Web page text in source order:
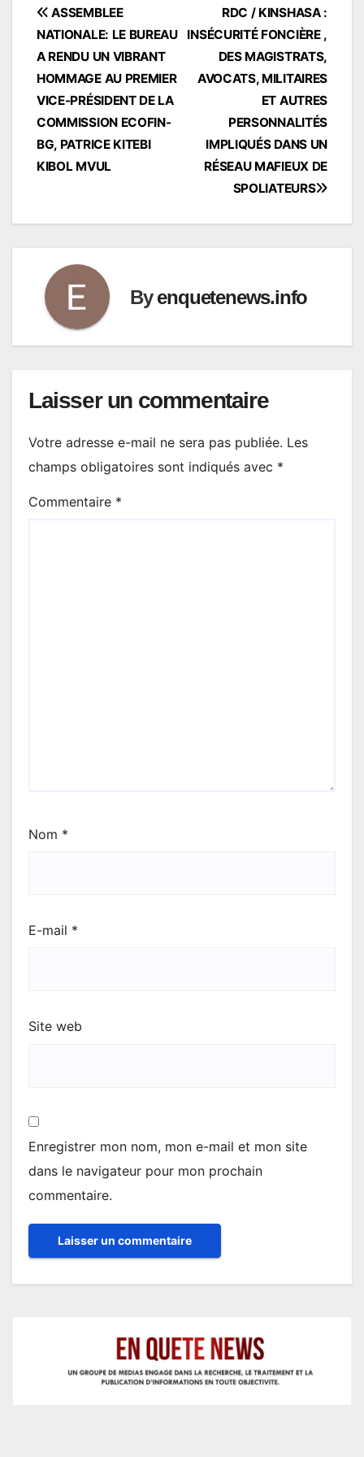
Navigation
de
l’article
RDC / KINSHASA :
INSÉCURITÉ FONCIÈRE ,
DES MAGISTRATS,
AVOCATS, MILITAIRES
ET AUTRES
PERSONNALITÉS
IMPLIQUÉS DANS UN
RÉSEAU MAFIEUX DE
SPOLIATEURS
ASSEMBLEE
NATIONALE: LE BUREAU
A RENDU UN VIBRANT
HOMMAGE AU PREMIER
VICE-PRÉSIDENT DE LA
COMMISSION ECOFIN-
BG, PATRICE KITEBI
KIBOL MVUL
Byenquetenews.info
Laisser un commentaire
Votre adresse e-mail ne sera pas publiée. Les
champs obligatoires sont indiqués avec *
Commentaire *
Nom *
E-mail *
Site web
Enregistrer mon nom, mon e-mail et mon site
dans le navigateur pour mon prochain
commentaire.